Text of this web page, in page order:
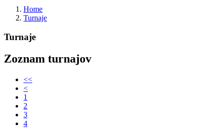
Home
Turnaje
Turnaje
Zoznam turnajov
<<
<
1
2
3
4